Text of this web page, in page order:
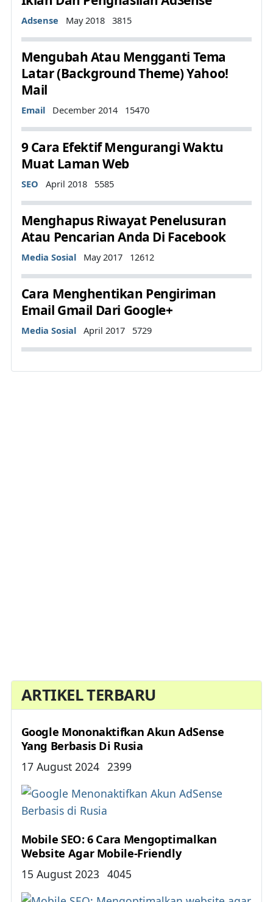
Details
Adsense May 2018 3815
Mengubah Atau Mengganti Tema
Latar (Background Theme) Yahoo!
Mail
Details
Email December 2014 15470
9 Cara Efektif Mengurangi Waktu
Muat Laman Web
Details
SEO April 2018 5585
Menghapus Riwayat Penelusuran
Atau Pencarian Anda Di Facebook
Details
Media Sosial May 2017 12612
Cara Menghentikan Pengiriman
Email Gmail Dari Google+
Details
Media Sosial April 2017 5729
ARTIKEL TERBARU
Google Mononaktifkan Akun AdSense
Yang Berbasis Di Rusia
Details
17 August 2024 2399
Mobile SEO: 6 Cara Mengoptimalkan
Website Agar Mobile-Friendly
Details
15 August 2023 4045